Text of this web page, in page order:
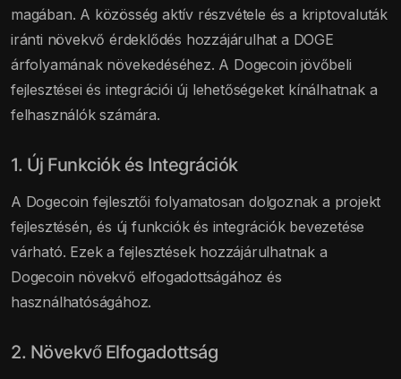
magában. A közösség aktív részvétele és a kriptovaluták
iránti növekvő érdeklődés hozzájárulhat a DOGE
árfolyamának növekedéséhez. A Dogecoin jövőbeli
fejlesztései és integrációi új lehetőségeket kínálhatnak a
felhasználók számára.
1. Új Funkciók és Integrációk
A Dogecoin fejlesztői folyamatosan dolgoznak a projekt
fejlesztésén, és új funkciók és integrációk bevezetése
várható. Ezek a fejlesztések hozzájárulhatnak a
Dogecoin növekvő elfogadottságához és
használhatóságához.
2. Növekvő Elfogadottság